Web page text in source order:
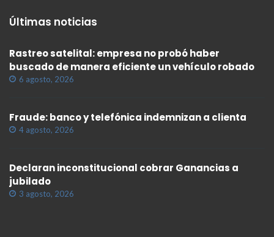
Últimas noticias
Rastreo satelital: empresa no probó haber
buscado de manera eficiente un vehículo robado
6 agosto, 2026
Fraude: banco y telefónica indemnizan a clienta
4 agosto, 2026
Declaran inconstitucional cobrar Ganancias a
jubilado
3 agosto, 2026